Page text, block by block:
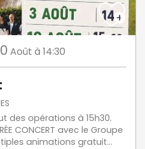
Août à 14:30
des opérations à 15h30.
CONCERT avec le Groupe
animations gratuit...